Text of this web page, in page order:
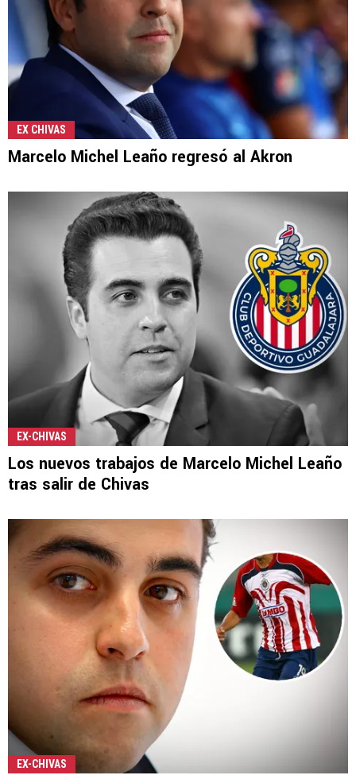
EX CHIVAS
Marcelo Michel Leaño regresó al Akron
EX-CHIVAS
Los nuevos trabajos de Marcelo Michel Leaño
tras salir de Chivas
EX-CHIVAS